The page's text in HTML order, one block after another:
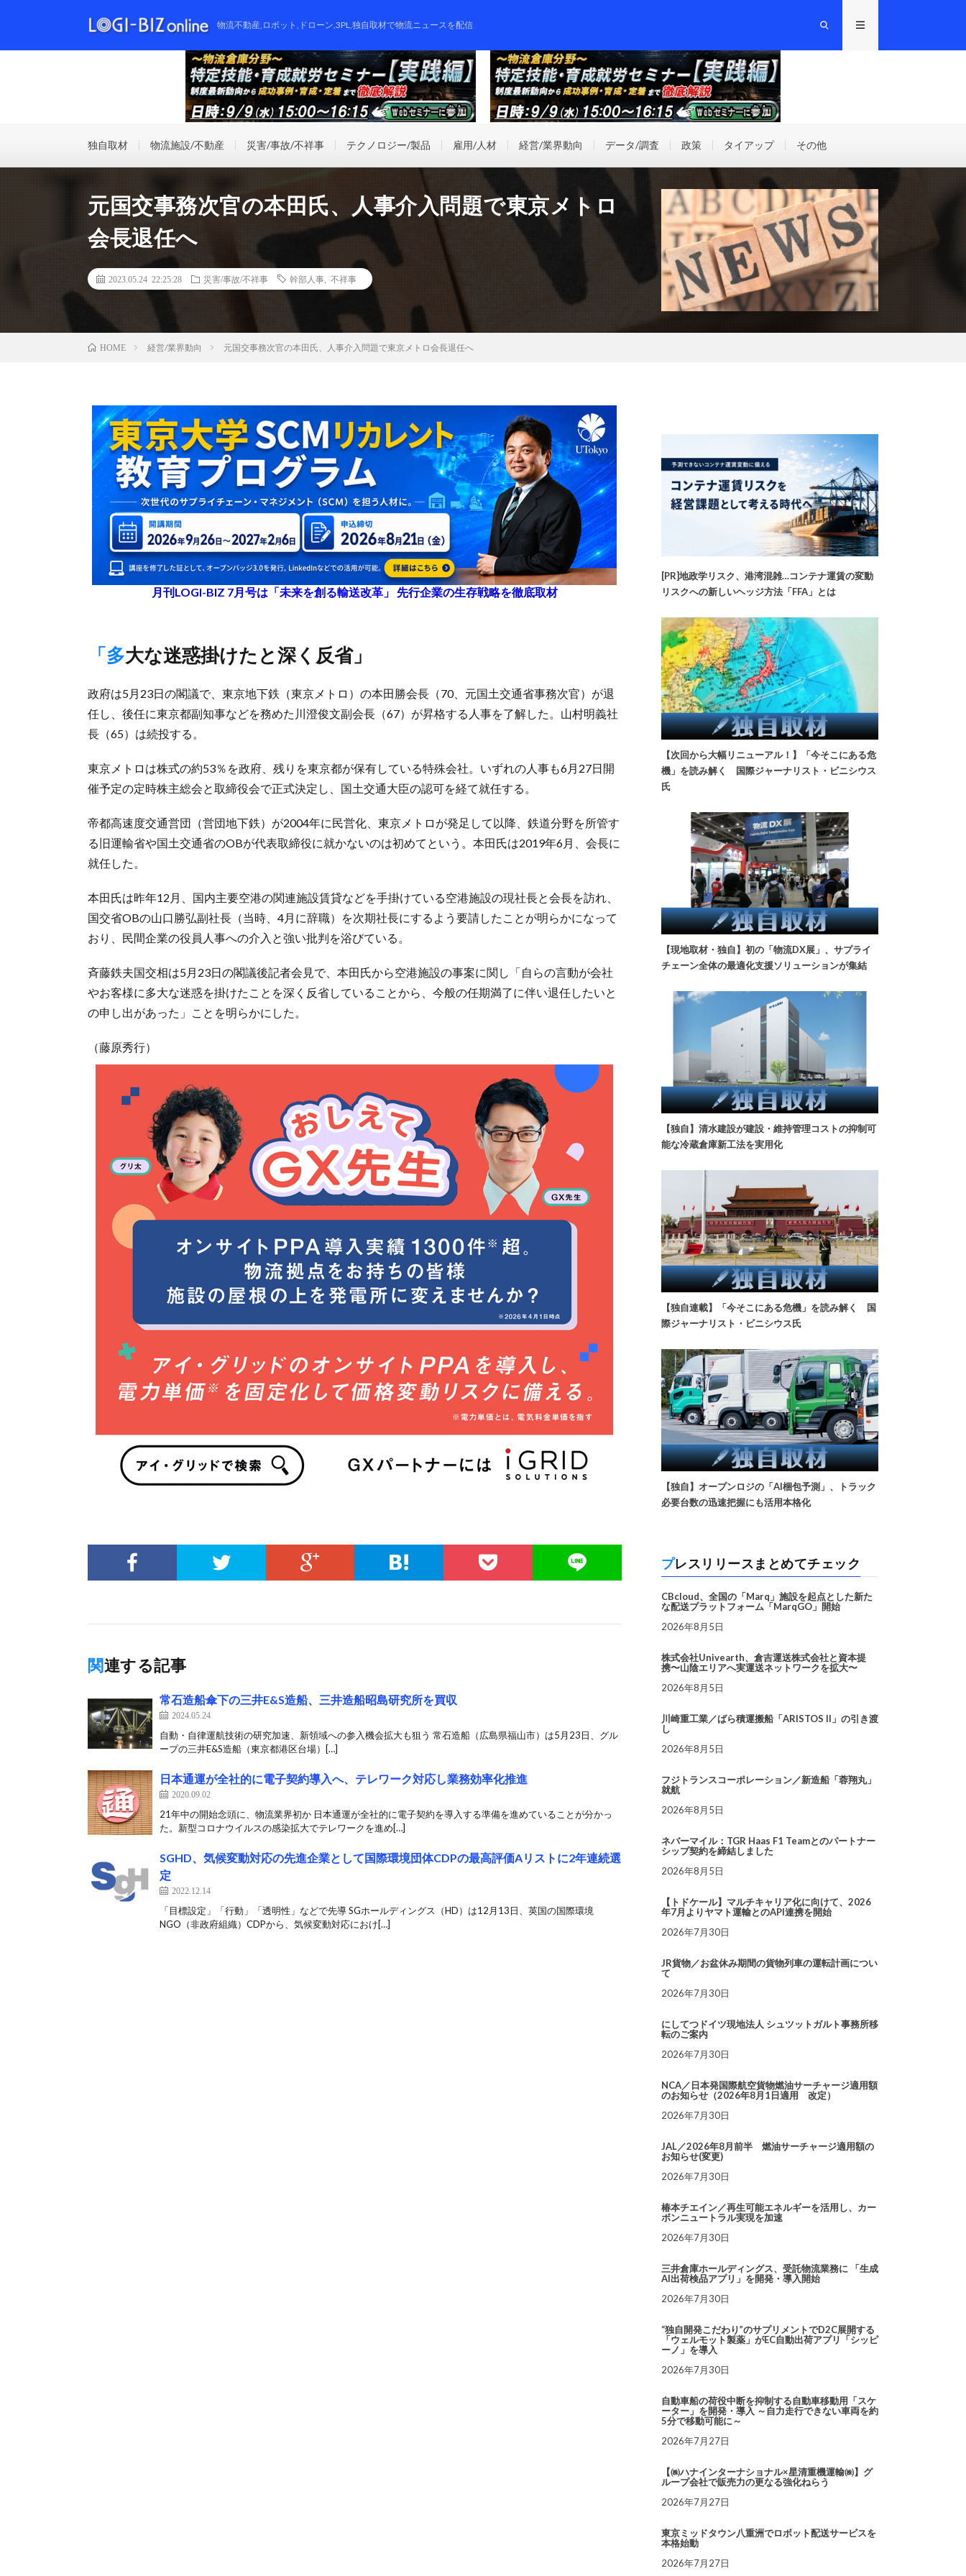
物流不動産,ロボット,ドローン,3PL,独自取材で物流ニュースを配信
独自取材 物流施設/不動産 災害/事故/不祥事 テクノロジー/製品 雇用/人材 経営/業界動向 データ/調査 政策 タイアップ その他
元国交事務次官の本田氏、人事介入問題で東京メトロ
会長退任へ
2023.05.24 22:25:28 災害/事故/不祥事 幹部人事 不祥事
HOME 経営/業界動向 元国交事務次官の本田氏、人事介入問題で東京メトロ会長退任へ
月刊LOGI-BIZ 7月号は「未来を創る輸送改革」 先行企業の生存戦略を徹底取材
「多大な迷惑掛けたと深く反省」
政府は5月23日の閣議で、東京地下鉄（東京メトロ）の本田勝会長（70、元国土交通省事務次官）が退
任し、後任に東京都副知事などを務めた川澄俊文副会長（67）が昇格する人事を了解した。山村明義社
長（65）は続投する。
東京メトロは株式の約53％を政府、残りを東京都が保有している特殊会社。いずれの人事も6月27日開
催予定の定時株主総会と取締役会で正式決定し、国土交通大臣の認可を経て就任する。
帝都高速度交通営団（営団地下鉄）が2004年に民営化、東京メトロが発足して以降、鉄道分野を所管す
る旧運輸省や国土交通省のOBが代表取締役に就かないのは初めてという。本田氏は2019年6月、会長に
就任した。
本田氏は昨年12月、国内主要空港の関連施設賃貸などを手掛けている空港施設の現社長と会長を訪れ、
国交省OBの山口勝弘副社長（当時、4月に辞職）を次期社長にするよう要請したことが明らかになって
おり、民間企業の役員人事への介入と強い批判を浴びている。
斉藤鉄夫国交相は5月23日の閣議後記者会見で、本田氏から空港施設の事案に関し「自らの言動が会社
やお客様に多大な迷惑を掛けたことを深く反省していることから、今般の任期満了に伴い退任したいと
の申し出があった」ことを明らかにした。
（藤原秀行）
関連する記事
常石造船傘下の三井E&S造船、三井造船昭島研究所を買収
2024.05.24
自動・自律運航技術の研究加速、新領域への参入機会拡大も狙う 常石造船（広島県福山市）は5月23日、グル
ープの三井E&S造船（東京都港区台場）[…]
日本通運が全社的に電子契約導入へ、テレワーク対応し業務効率化推進
2020.09.02
21年中の開始念頭に、物流業界初か 日本通運が全社的に電子契約を導入する準備を進めていることが分かっ
た。新型コロナウイルスの感染拡大でテレワークを進め[…]
SGHD、気候変動対応の先進企業として国際環境団体CDPの最高評価Aリストに2年連続選
定
2022.12.14
「目標設定」「行動」「透明性」などで先導 SGホールディングス（HD）は12月13日、英国の国際環境
NGO（非政府組織）CDPから、気候変動対応におけ[…]
[PR]地政学リスク、港湾混雑…コンテナ運賃の変動
リスクへの新しいヘッジ方法「FFA」とは
【次回から大幅リニューアル！】「今そこにある危
機」を読み解く 国際ジャーナリスト・ビニシウス
氏
【現地取材・独自】初の「物流DX展」、サプライ
チェーン全体の最適化支援ソリューションが集結
【独自】清水建設が建設・維持管理コストの抑制可
能な冷蔵倉庫新工法を実用化
【独自連載】「今そこにある危機」を読み解く 国
際ジャーナリスト・ビニシウス氏
【独自】オープンロジの「AI梱包予測」、トラック
必要台数の迅速把握にも活用本格化
プレスリリースまとめてチェック
CBcloud、全国の「Marq」施設を起点とした新た
な配送プラットフォーム「MarqGO」開始
2026年8月5日
株式会社Univearth、倉吉運送株式会社と資本提
携〜山陰エリアへ実運送ネットワークを拡大〜
2026年8月5日
川崎重工業／ばら積運搬船「ARISTOS II」の引き渡
し
2026年8月5日
フジトランスコーポレーション／新造船「蓉翔丸」
就航
2026年8月5日
ネバーマイル：TGR Haas F1 Teamとのパートナー
シップ契約を締結しました
2026年8月5日
【トドケール】マルチキャリア化に向けて、2026
年7月よりヤマト運輸とのAPI連携を開始
2026年7月30日
JR貨物／お盆休み期間の貨物列車の運転計画につい
て
2026年7月30日
にしてつドイツ現地法人 シュツットガルト事務所移
転のご案内
2026年7月30日
NCA／日本発国際航空貨物燃油サーチャージ適用額
のお知らせ（2026年8月1日適用 改定）
2026年7月30日
JAL／2026年8月前半 燃油サーチャージ適用額の
お知らせ(変更)
2026年7月30日
椿本チエイン／再生可能エネルギーを活用し、カー
ボンニュートラル実現を加速
2026年7月30日
三井倉庫ホールディングス、受託物流業務に 「生成
AI出荷検品アプリ」を開発・導入開始
2026年7月30日
“独自開発こだわり”のサプリメントでD2C展開する
「ウェルモット製薬」がEC自動出荷アプリ「シッピ
ーノ」を導入
2026年7月30日
自動車船の荷役中断を抑制する自動車移動用「スケ
ーター」を開発・導入 ～自力走行できない車両を約
5分で移動可能に～
2026年7月27日
【㈱ハナインターナショナル×星清重機運輸㈱】グ
ループ会社で販売力の更なる強化ねらう
2026年7月27日
東京ミッドタウン八重洲でロボット配送サービスを
本格始動
2026年7月27日